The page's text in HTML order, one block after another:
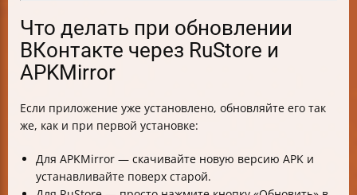
Что делать при обновлении
ВКонтакте через RuStore и
APKMirror
Если приложение уже установлено, обновляйте его так
же, как и при первой установке:
Для APKMirror — скачивайте новую версию APK и
устанавливайте поверх старой.